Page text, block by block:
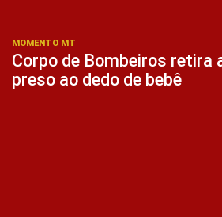
MOMENTO MT
Corpo de Bombeiros retira
preso ao dedo de bebê